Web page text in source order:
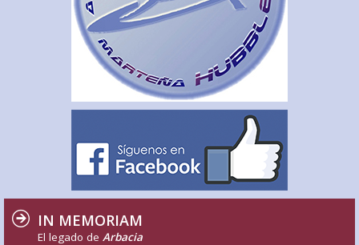
IN MEMORIAM
El legado de Arbacia